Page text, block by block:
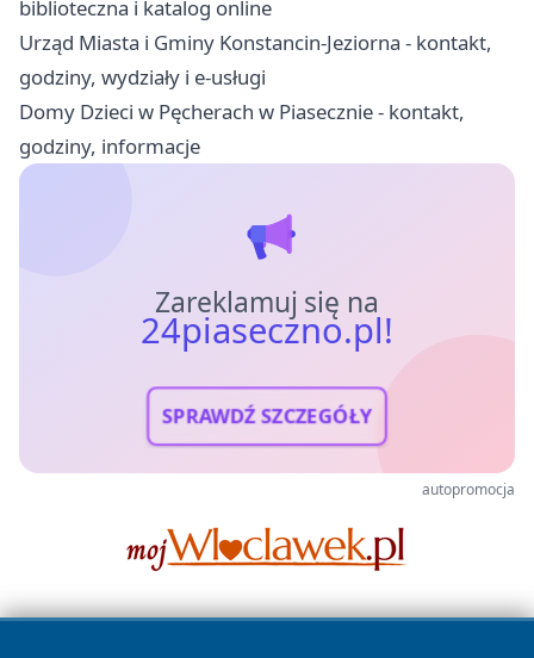
biblioteczna i katalog online
Urząd Miasta i Gminy Konstancin-Jeziorna - kontakt,
godziny, wydziały i e-usługi
Domy Dzieci w Pęcherach w Piasecznie - kontakt,
godziny, informacje
Zareklamuj się na
24piaseczno.pl!
SPRAWDŹ SZCZEGÓŁY
autopromocja